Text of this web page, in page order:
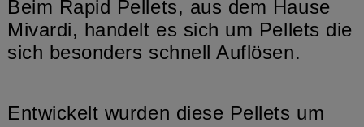
Beim Rapid Pellets, aus dem Hause
Mivardi, handelt es sich um Pellets die
sich besonders schnell Auflösen.
Entwickelt wurden diese Pellets um